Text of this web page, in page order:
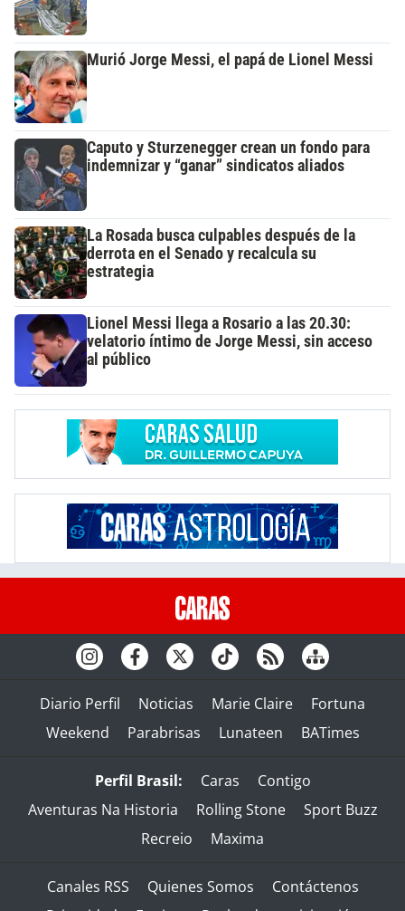
Murió Jorge Messi, el papá de Lionel Messi
Caputo y Sturzenegger crean un fondo para
indemnizar y “ganar” sindicatos aliados
La Rosada busca culpables después de la
derrota en el Senado y recalcula su
estrategia
Lionel Messi llega a Rosario a las 20.30:
velatorio íntimo de Jorge Messi, sin acceso
al público
Diario Perfil Noticias Marie Claire
Fortuna
Weekend
Parabrisas Lunateen BATimes
Perfil Brasil: Caras
Contigo
Aventuras Na Historia
Rolling Stone
Sport Buzz
Recreio
Maxima
Canales RSS Quienes Somos
Contáctenos